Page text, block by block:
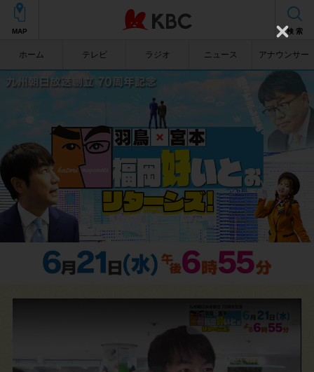
MAP 検 索
ホーム テレビ ラジオ ニュース アナウンサー
C